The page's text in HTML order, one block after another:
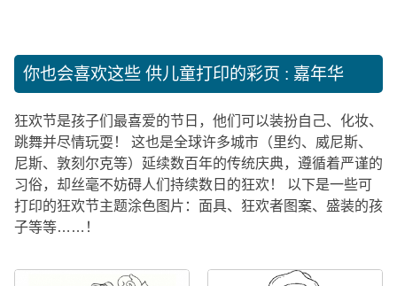
你也会喜欢这些 供儿童打印的彩页 : 嘉年华
狂欢节是孩子们最喜爱的节日，他们可以装扮自己、化妆、
跳舞并尽情玩耍！ 这也是全球许多城市（里约、威尼斯、
尼斯、敦刻尔克等）延续数百年的传统庆典，遵循着严谨的
习俗，却丝毫不妨碍人们持续数日的狂欢！ 以下是一些可
打印的狂欢节主题涂色图片：面具、狂欢者图案、盛装的孩
子等等……！